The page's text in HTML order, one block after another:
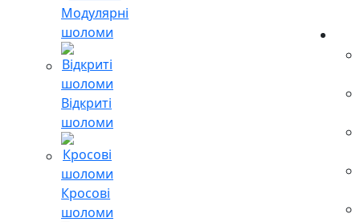
Модулярні
шоломи
Відкриті
шоломи
Кросові
шоломи